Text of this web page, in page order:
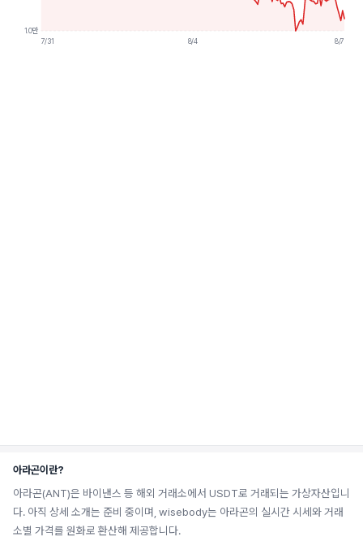
1.0만
7/31
8/4 8/7
아라곤이란?
아라곤(ANT)은 바이낸스 등 해외 거래소에서 USDT로 거래되는 가상자산입니
다. 아직 상세 소개는 준비 중이며, wisebody는 아라곤의 실시간 시세와 거래
소별 가격를 원화로 환산해 제공합니다.